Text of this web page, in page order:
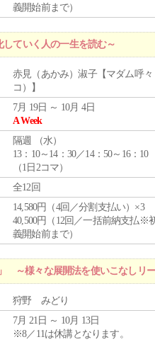
義開始前まで）
ていく人の一生を読む～
赤見（あかみ）淑子【マダム呼々
コ）】
7月 19日 ～ 10月 4日
A Week
隔週 （水）
13：10～14：30／14：50～16：10
（1日2コマ）
全12回
14,580円（4回／分割支払い）×3
40,500円（12回／一括前納支払※
義開始前まで）
～様々な展開法を使いこなしリ
狩野 みどり
7月 21日 ～ 10月 13日
※8／11は休講となります。